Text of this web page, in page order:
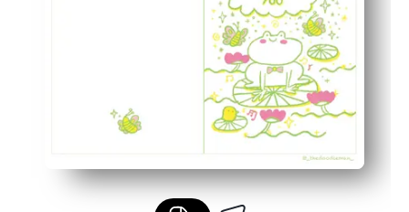
Personalizuj w kilka sekund - napisz odręcznie